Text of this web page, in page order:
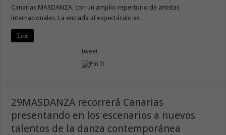
Canarias MASDANZA, con un amplio repertorio de artistas
internacionales. La entrada al espectáculo es …
Leer
tweet
29MASDANZA recorrerá Canarias
presentando en los escenarios a nuevos
talentos de la danza contemporánea